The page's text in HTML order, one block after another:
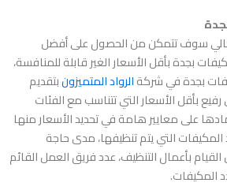
سوف تتمكن من الحصول على أفضل
بجدة بأقل الأسعار الغير قابلة للمنافسة،
بجدةفي شركةالرواد المتميزونبتقديم
بأقل الأسعار التي تتناسب مع الفئات
على معايير هامة في تحديد الأسعار منها
التي يتم تنظيفها، مدى حاجة
بأعمال التنظيف، عدد فريق العمل القائم
المكيفات.